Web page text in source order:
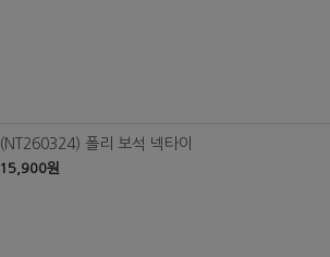
(NT260324) 폴리 보석 넥타이
15,900원